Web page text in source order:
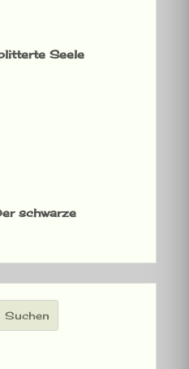
Seele
schwarze
Suchen